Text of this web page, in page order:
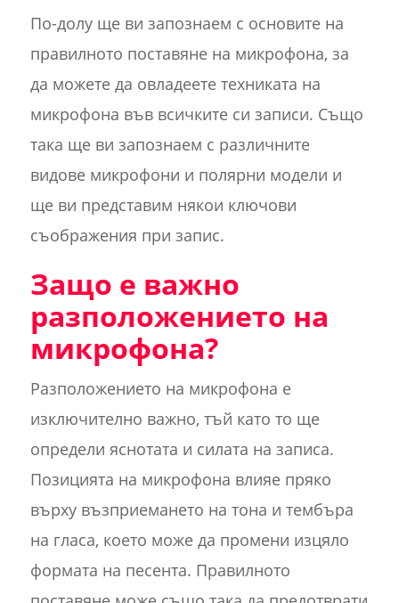
По-долу ще ви запознаем с основите на
правилното поставяне на микрофона, за
да можете да овладеете техниката на
микрофона във всичките си записи. Също
така ще ви запознаем с различните
видове микрофони и полярни модели и
ще ви представим някои ключови
съображения при запис.
Защо е важно
разположението на
микрофона?
Разположението на микрофона е
изключително важно, тъй като то ще
определи яснотата и силата на записа.
Позицията на микрофона влияе пряко
върху възприемането на тона и тембъра
на гласа, което може да промени изцяло
формата на песента. Правилното